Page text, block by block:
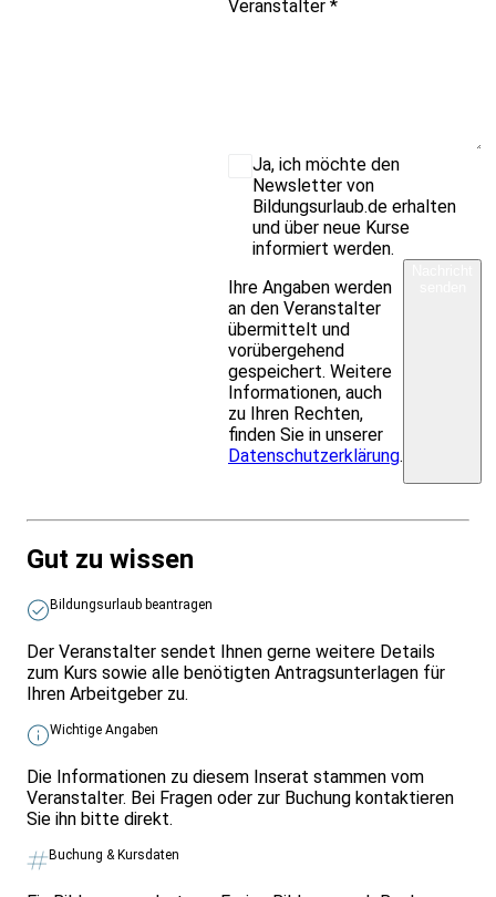
Veranstalter *
Ja, ich möchte den
Newsletter von
Bildungsurlaub.de erhalten
und über neue Kurse
informiert werden.
Ihre Angaben werden
an den Veranstalter
übermittelt und
vorübergehend
gespeichert. Weitere
Informationen, auch
zu Ihren Rechten,
finden Sie in unserer
Datenschutzerklärung.
Gut zu wissen
Bildungsurlaub beantragen
Der Veranstalter sendet Ihnen gerne weitere Details
zum Kurs sowie alle benötigten Antragsunterlagen für
Ihren Arbeitgeber zu.
Wichtige Angaben
Die Informationen zu diesem Inserat stammen vom
Veranstalter. Bei Fragen oder zur Buchung kontaktieren
Sie ihn bitte direkt.
Buchung & Kursdaten